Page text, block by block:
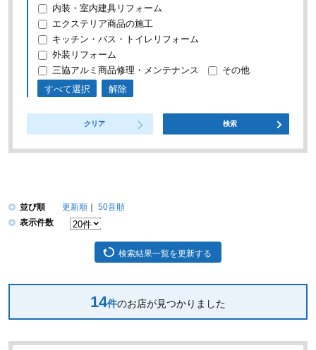
内装・室内建具リフォーム
エクステリア商品の施工
キッチン・バス・トイレリフォーム
外装リフォーム
三協アルミ商品修理・メンテナンス
その他
すべて選択
解除
クリア 検索
並び順 更新順
50音順
表示件数
検索結果一覧を更新する
14件のお店が見つかりました